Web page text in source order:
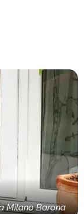
Milano Barona